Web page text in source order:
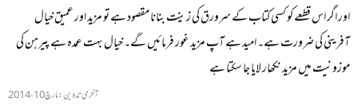
اور اگر اس قطعے کو کسی کتاب کے سرورق کی زینت بنانا مقصود ہے تو مزید اور عمیق خیال
آفرینی کی ضرورت ہے۔ امید ہے آپ مزید غور فرمائیں گے۔ خیال بہت عمدہ ہے پیرہن کی
موزونیت میں مزید نکھار لایا جا سکتا ہے
آخری تدوین:مارچ 10، 2014